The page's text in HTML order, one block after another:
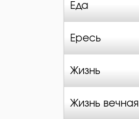
Еда
Ересь
Жизнь
Жизнь вечная